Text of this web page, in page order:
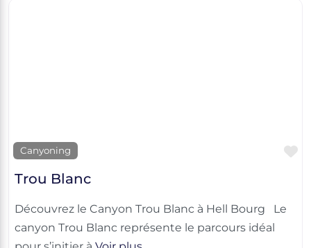
Canyoning
Trou Blanc
Découvrez le Canyon Trou Blanc à Hell Bourg Le
canyon Trou Blanc représente le parcours idéal